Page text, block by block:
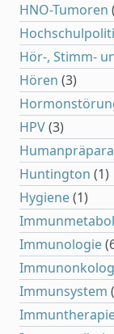
HNO-Tumoren
Hör-, Stimm-
Hören (3)
HPV(3)
Huntington (1)
Hygiene(1)
Immunologie
Immunsystem